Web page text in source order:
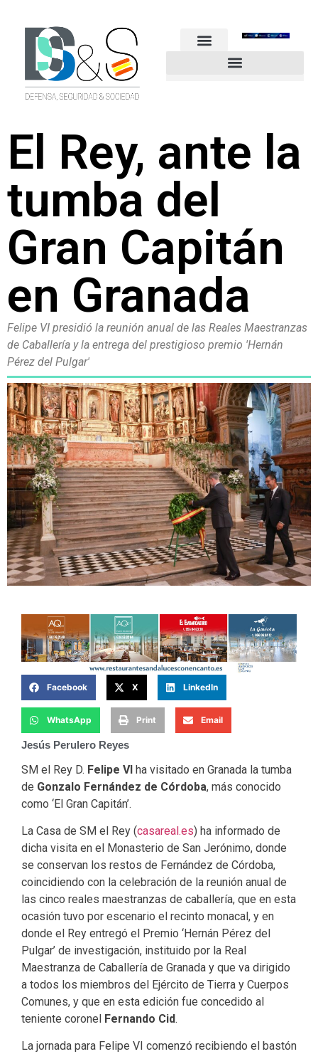
El Rey, ante la
tumba del
Gran Capitán
en Granada
Felipe VI presidió la reunión anual de las Reales Maestranzas
de Caballería y la entrega del prestigioso premio 'Hernán
Pérez del Pulgar'
Facebook X LinkedIn
WhatsApp Print Email
Jesús Perulero Reyes
SM el Rey D. Felipe VI ha visitado en Granada la tumba
de Gonzalo Fernández de Córdoba, más conocido
como ‘El Gran Capitán’.
La Casa de SM el Rey (casareal.es) ha informado de
dicha visita en el Monasterio de San Jerónimo, donde
se conservan los restos de Fernández de Córdoba,
coincidiendo con la celebración de la reunión anual de
las cinco reales maestranzas de caballería, que en esta
ocasión tuvo por escenario el recinto monacal, y en
donde el Rey entregó el Premio ‘Hernán Pérez del
Pulgar’ de investigación, instituido por la Real
Maestranza de Caballería de Granada y que va dirigido
a todos los miembros del Ejército de Tierra y Cuerpos
Comunes, y que en esta edición fue concedido al
teniente coronel Fernando Cid.
La jornada para Felipe VI comenzó recibiendo el bastón